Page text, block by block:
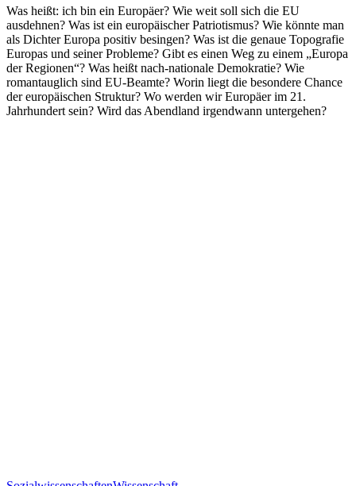
Was heißt: ich bin ein Europäer? Wie weit soll sich die EU
ausdehnen? Was ist ein europäischer Patriotismus? Wie könnte man
als Dichter Europa positiv besingen? Was ist die genaue Topografie
Europas und seiner Probleme? Gibt es einen Weg zu einem „Europa
der Regionen“? Was heißt nach-nationale Demokratie? Wie
romantauglich sind EU-Beamte? Worin liegt die besondere Chance
der europäischen Struktur? Wo werden wir Europäer im 21.
Jahrhundert sein? Wird das Abendland irgendwann untergehen?